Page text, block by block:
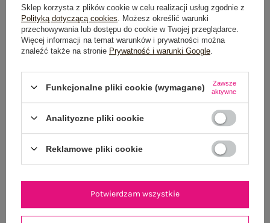
Biała dzianinowa sukienka
dopasowana z golfem
Najniższa cena z 30 dni: 71,99 zł
NEWSLETTER
Sklep korzysta z plików cookie w celu realizacji usług zgodnie z
Polityką dotyczącą cookies . Możesz określić warunki
przechowywania lub dostępu do cookie w Twojej przeglądarce.
Więcej informacji na temat warunków i prywatności można
znaleźć także na stronie Prywatność i warunki Google
Funkcjonalne pliki cookie (wymagane)
Zawsze
aktywne
Analityczne pliki cookie
Reklamowe pliki cookie
Potwierdzam wszystkie